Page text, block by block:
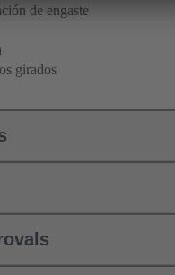
de engaste
girados